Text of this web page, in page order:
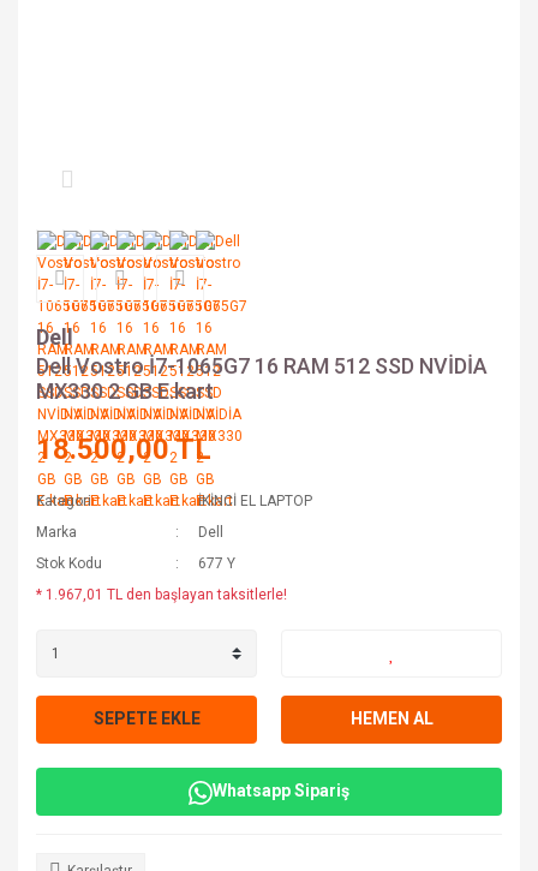
Dell
Dell Vostro İ7-1065G7 16 RAM 512 SSD NVİDİA
MX330 2 GB E.kart
18.500,00 TL
Kategori
İKİNCİ EL LAPTOP
Marka
Dell
Stok Kodu
677 Y
* 1.967,01 TL den başlayan taksitlerle!
SEPETE EKLE HEMEN AL
Whatsapp Sipariş